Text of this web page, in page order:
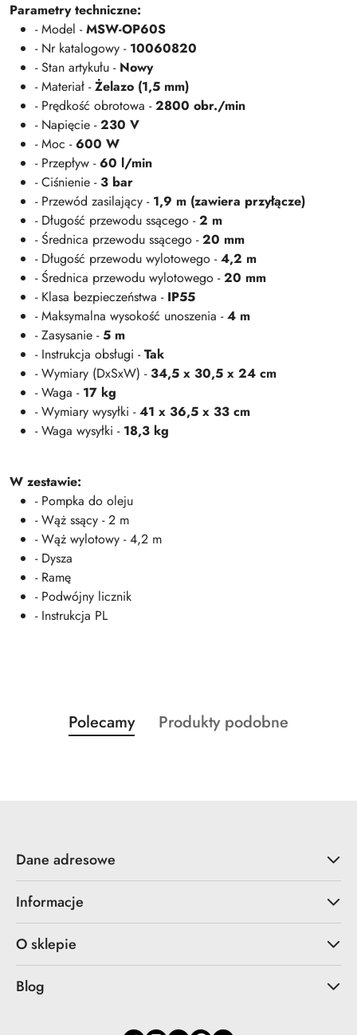
Parametry techniczne:
- Model -MSW-OP60S
- Nr katalogowy - 10060820
- Stan artykułu - Nowy
- Materiał -Żelazo (1,5 mm)
- Prędkość obrotowa -2800 obr./min
- Napięcie -230 V
- Moc -600 W
- Przepływ -60 l/min
- Ciśnienie -3 bar
- Przewód zasilający - 1,9 m (zawiera przyłącze)
- Długość przewodu ssącego -2 m
- Średnica przewodu ssącego -20 mm
- Długość przewodu wylotowego -4,2 m
- Średnica przewodu wylotowego -20 mm
- Klasa bezpieczeństwa - IP55
- Maksymalna wysokość unoszenia -4 m
- Zasysanie -5 m
- Instrukcja obsługi -Tak
- Wymiary (DxSxW) -34,5 x 30,5 x 24 cm
- Waga - 17 kg
- Wymiary wysyłki -41 x 36,5 x 33 cm
- Waga wysyłki - 18,3 kg
W zestawie:
- Pompka do oleju
- Wąż ssący - 2 m
- Wąż wylotowy - 4,2 m
- Dysza
- Ramę
- Podwójny licznik
- Instrukcja PL
Pomiń karuzelę produktów
Produkty
o
Polecamy
Produkty
Produkty podobne
Dane adresowe
Informacje
O sklepie
Blog